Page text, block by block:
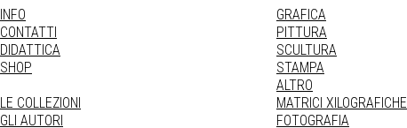
INFO
CONTATTI
DIDATTICA
SHOP
LE COLLEZIONI
GLI AUTORI
GRAFICA
PITTURA
SCULTURA
STAMPA
ALTRO
MATRICI XILOGRAFICHE
FOTOGRAFIA